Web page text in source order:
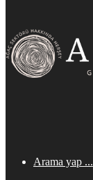
Arama yap ...